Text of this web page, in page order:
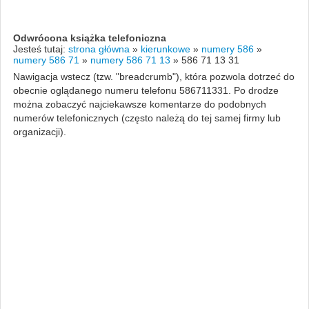
Odwrócona książka telefoniczna
Jesteś tutaj: strona główna » kierunkowe » numery 586 »
numery 586 71 » numery 586 71 13 » 586 71 13 31
Nawigacja wstecz (tzw. "breadcrumb"), która pozwola dotrzeć do
obecnie oglądanego numeru telefonu 586711331. Po drodze
można zobaczyć najciekawsze komentarze do podobnych
numerów telefonicznych (często należą do tej samej firmy lub
organizacji).